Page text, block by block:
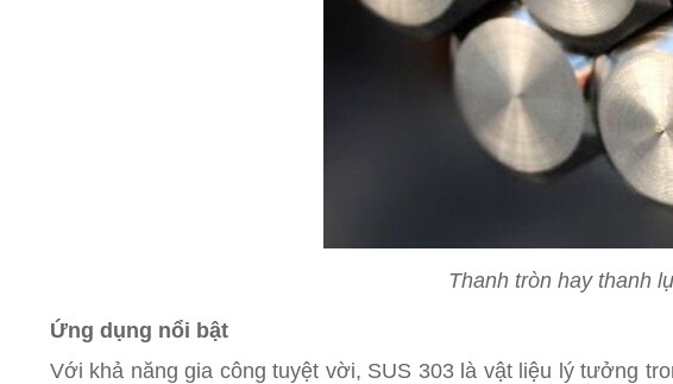
Thanh tròn hay thanh
Ứng dụng nổi bật
Với khả năng gia công tuyệt vời, SUS 303 là vật liệu lý tưởng